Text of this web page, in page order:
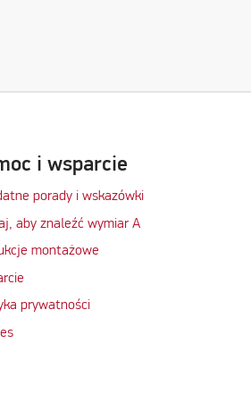
i wsparcie
porady i wskazówki
aby znaleźć wymiar A
montażowe
prywatności